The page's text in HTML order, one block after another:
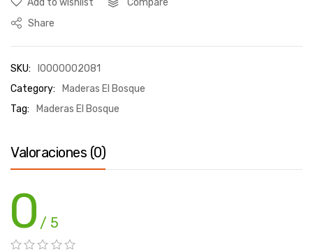
Add to wishlist
Compare
Share
SKU:
I0000002081
Category:
Maderas El Bosque
Tag:
Maderas El Bosque
Valoraciones (0)
0 / 5